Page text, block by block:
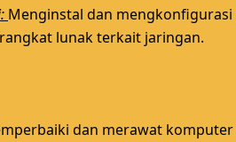
Menginstal dan mengkonfigurasi
lunak terkait jaringan.
dan merawat komputer